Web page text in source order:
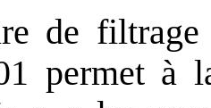
de
permet à